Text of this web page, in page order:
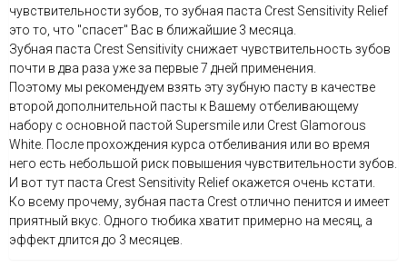
чувствительности зубов, то зубная паста Crest Sensitivity Relief
это то, что "спасет" Вас в ближайшие 3 месяца.
Зубная паста Crest Sensitivity снижает чувствительность зубов
почти в два раза уже за первые 7 дней применения.
Поэтому мы рекомендуем взять эту зубную пасту в качестве
второй дополнительной пасты к Вашему отбеливающему
набору с основной пастой Supersmile или Crest Glamorous
White. После прохождения курса отбеливания или во время
него есть небольшой риск повышения чувствительности зубов.
И вот тут паста Crest Sensitivity Relief окажется очень кстати.
Ко всему прочему, зубная паста Crest отлично пенится и имеет
приятный вкус. Одного тюбика хватит примерно на месяц, а
эффект длится до 3 месяцев.